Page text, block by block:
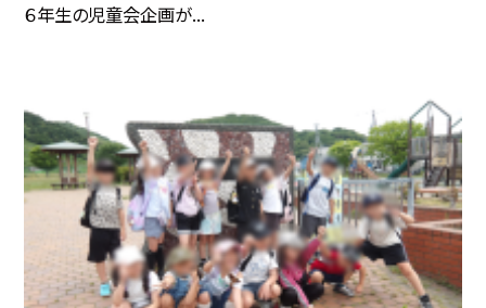
６年生の児童会企画が...